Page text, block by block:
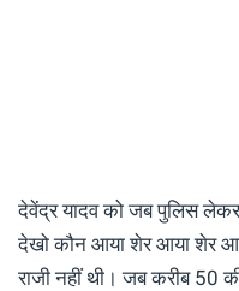
देवेंद्र यादव को जब पुलिस लेकर
देखो कौन आया शेर आया शेर
राजी नहीं थी। जब करीब 50